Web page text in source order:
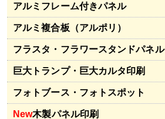
アルミフレーム付きパネル
アルミ複合板（アルポリ）
フラスタ・フラワースタンドパネル
巨大トランプ・巨大カルタ印刷
フォトブース・フォトスポット
New木製パネル印刷